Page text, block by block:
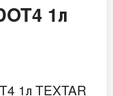
1л
1л TEXTAR